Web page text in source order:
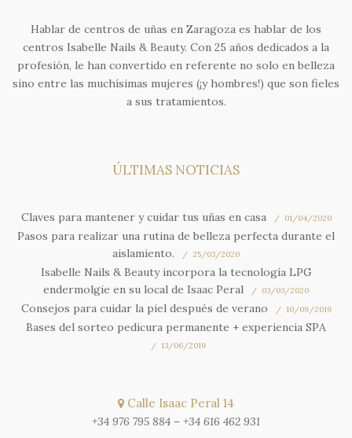
Hablar de centros de uñas en Zaragoza es hablar de los
centros Isabelle Nails & Beauty. Con 25 años dedicados a la
profesión, le han convertido en referente no solo en belleza
sino entre las muchísimas mujeres (¡y hombres!) que son fieles
a sus tratamientos.
ÚLTIMAS NOTICIAS
Claves para mantener y cuidar tus uñas en casa 01/04/2020
Pasos para realizar una rutina de belleza perfecta durante el
aislamiento.
25/03/2020
Isabelle Nails & Beauty incorpora la tecnología LPG
endermolgie en su local de Isaac Peral
03/03/2020
Consejos para cuidar la piel después de verano 10/09/2019
Bases del sorteo pedicura permanente + experiencia SPA
13/06/2019
Calle Isaac Peral 14
+34 976 795 884 – +34 616 462 931